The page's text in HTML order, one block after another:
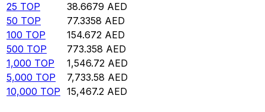
25 TOP 38.6679 AED
50 TOP 77.3358 AED
100 TOP 154.672 AED
500 TOP 773.358 AED
1,000 TOP 1,546.72 AED
5,000 TOP 7,733.58 AED
10,000 TOP 15,467.2 AED